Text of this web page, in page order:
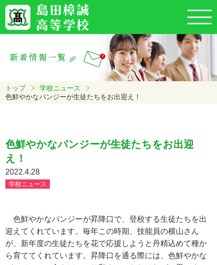
トップ
学校ニュース
色鮮やかなパンジーが生徒たちをお出迎え！
色鮮やかなパンジーが生徒たちをお出迎
え！
2022.4.28
学校ニュース
色鮮やかなパンジーが昇降口で、登校する生徒たちを出
迎えてくれています。毎年この時期、技能員の横山さん
が、新年度の生徒たちを花で応援しようと丹精込めて種か
ら育ててくれています。昇降口を通る際には、色鮮やかな